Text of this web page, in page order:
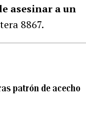
asesinar a un
8867.
patrón de acecho